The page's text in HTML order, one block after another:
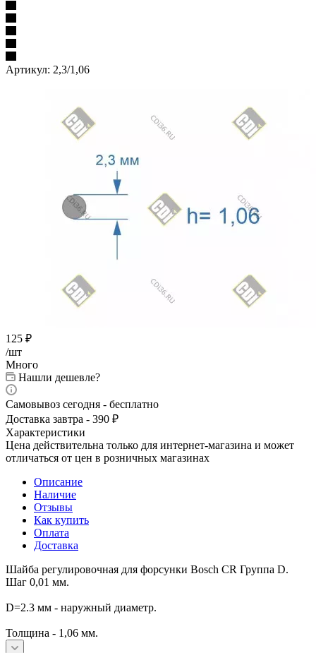
Артикул: 2,3/1,06
125 ₽
/шт
Много
Нашли дешевле?
Самовывоз сегодня - бесплатно
Доставка завтра - 390 ₽
Характеристики
Цена действительна только для интернет-магазина и может
отличаться от цен в розничных магазинах
Описание
Наличие
Отзывы
Как купить
Оплата
Доставка
Шайба регулировочная для форсунки Bosch CR Группа D.
Шаг 0,01 мм.
D=2.3 мм - наружный диаметр.
Толщина - 1,06 мм.